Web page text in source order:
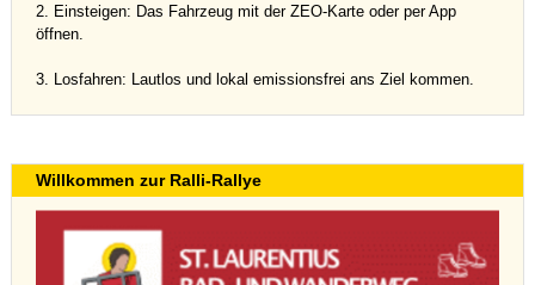
2. Einsteigen: Das Fahrzeug mit der ZEO-Karte oder per App
öffnen.
3. Losfahren: Lautlos und lokal emissionsfrei ans Ziel kommen.
Willkommen zur Ralli-Rallye